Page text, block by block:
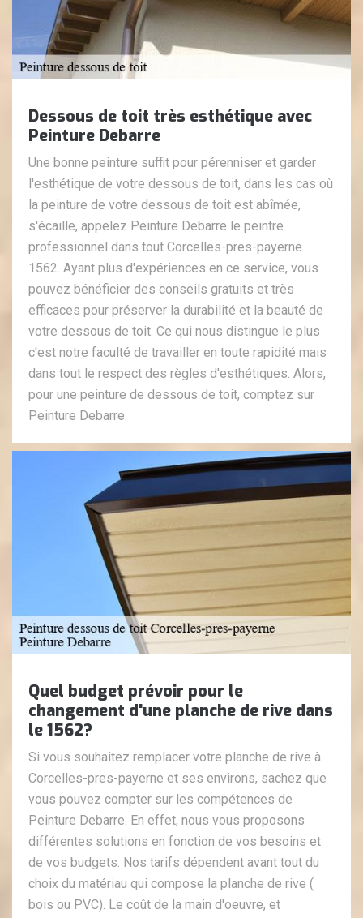
Dessous de toit très esthétique avec
Peinture Debarre
Une bonne peinture suffit pour pérenniser et garder
l'esthétique de votre dessous de toit, dans les cas où
la peinture de votre dessous de toit est abîmée,
s'écaille, appelez Peinture Debarre le peintre
professionnel dans tout Corcelles-pres-payerne
1562. Ayant plus d'expériences en ce service, vous
pouvez bénéficier des conseils gratuits et très
efficaces pour préserver la durabilité et la beauté de
votre dessous de toit. Ce qui nous distingue le plus
c'est notre faculté de travailler en toute rapidité mais
dans tout le respect des règles d'esthétiques. Alors,
pour une peinture de dessous de toit, comptez sur
Peinture Debarre.
Quel budget prévoir pour le
changement d'une planche de rive dans
le 1562?
Si vous souhaitez remplacer votre planche de rive à
Corcelles-pres-payerne et ses environs, sachez que
vous pouvez compter sur les compétences de
Peinture Debarre. En effet, nous vous proposons
différentes solutions en fonction de vos besoins et
de vos budgets. Nos tarifs dépendent avant tout du
choix du matériau qui compose la planche de rive (
bois ou PVC). Le coût de la main d'oeuvre, et